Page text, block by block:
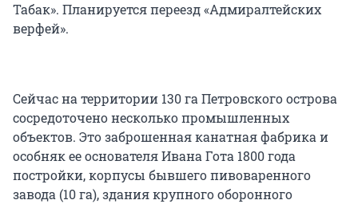
Табак». Планируется переезд «Адмиралтейских
верфей».
Сейчас на территории 130 га Петровского острова
сосредоточено несколько промышленных
объектов. Это заброшенная канатная фабрика и
особняк ее основателя Ивана Гота 1800 года
постройки, корпусы бывшего пивоваренного
завода (10 га), здания крупного оборонного